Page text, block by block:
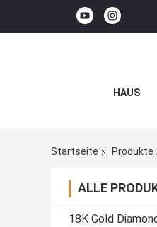
HAUS
Startseite Produkte
ALLE
18K Gold